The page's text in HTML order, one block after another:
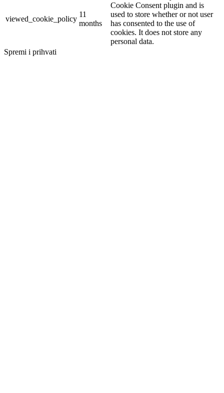
viewed_cookie_policy
11
months
Cookie Consent plugin and is
used to store whether or not user
has consented to the use of
cookies. It does not store any
personal data.
Spremi i prihvati